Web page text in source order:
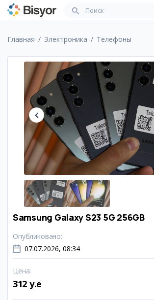
Главная Электроника Телефоны
Samsung Galaxy S23 5G 256GB
Опубликовано:
07.07.2026, 08:34
Цена:
312 y.e